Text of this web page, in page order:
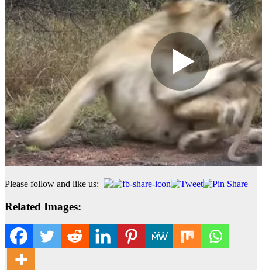
Please follow and like us:
Related Images: